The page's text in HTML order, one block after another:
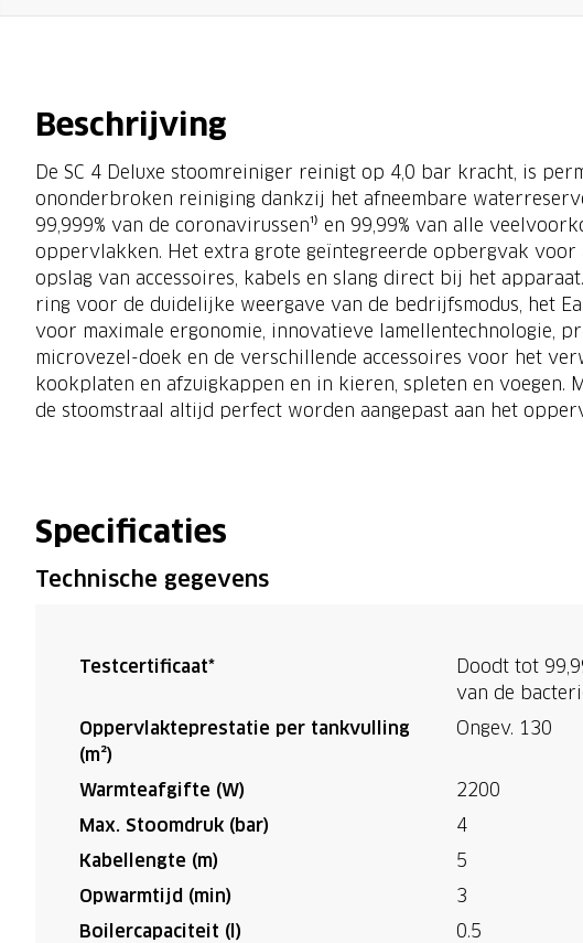
Beschrijving
De SC 4 Deluxe stoomreiniger reinigt op 4,0 bar kracht, is
ononderbroken reiniging dankzij het afneembare
99,999% van de coronavirussen¹⁾ en 99,99% van alle
oppervlakken. Het extra grote geïntegreerde opbergvak voor
opslag van accessoires, kabels en slang direct bij het
ring voor de duidelijke weergave van de bedrijfsmodus, het
voor maximale ergonomie, innovatieve lamellentechnologie,
microvezel-doek en de verschillende accessoires voor het
kookplaten en afzuigkappen en in kieren, spleten en voegen.
de stoomstraal altijd perfect worden aangepast aan het
Specificaties
Technische gegevens
Testcertificaat*
Doodt tot
van de
Oppervlakteprestatie per tankvulling
(m²)
Ongev. 130
Warmteafgifte (W)
2200
Max. Stoomdruk (bar)
4
Kabellengte (m)
5
Opwarmtijd (min)
3
Boilercapaciteit (l)
0.5